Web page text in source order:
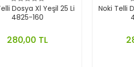
Dosya Xl Yeşil 25 Li
4825-160
280,00 TL
Noki Telli